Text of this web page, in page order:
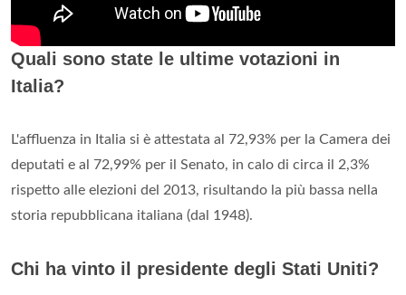
Quali sono state le ultime votazioni in
Italia?
L'affluenza in Italia si è attestata al 72,93% per la Camera dei
deputati e al 72,99% per il Senato, in calo di circa il 2,3%
rispetto alle elezioni del 2013, risultando la più bassa nella
storia repubblicana italiana (dal 1948).
Chi ha vinto il presidente degli Stati Uniti?